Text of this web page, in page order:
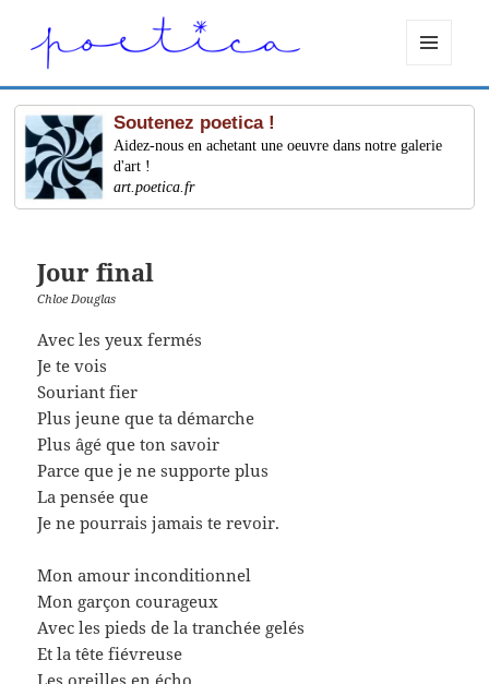
ET
WIDGETS
Soutenez poetica !
Aidez-nous en achetant une oeuvre dans notre galerie
d'art !
art.poetica.fr
Jour final
Chloe Douglas
Avec les yeux fermés
Je te vois
Souriant fier
Plus jeune que ta démarche
Plus âgé que ton savoir
Parce que je ne supporte plus
La pensée que
Je ne pourrais jamais te revoir.
Mon amour inconditionnel
Mon garçon courageux
Avec les pieds de la tranchée gelés
Et la tête fiévreuse
Les oreilles en écho